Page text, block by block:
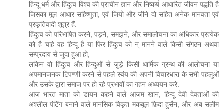
हिन्दू धर्म और हिंदुत्व विश्व की प्राचीन ज्ञान और निष्कर्ष आधारित जीवन पद्धति है
जिसका मूल आधार सहिष्णुता, एवं जियो और जीने दो सहित अनेक मानवता एवं
प्रकृतिवादी शूत्र हैं.
हिंदुत्व को परिभाषित करने, पड़ने, समझने, और समालोचना का अधिकार प्रत्येक
को है चाहे वह हिन्दू है या फिर हिंदुत्व को न् मानने वाले किसी संगठन अथवा
सम्प्रदाय से जुदा हुआ हो,
लकिन वो हिंदुत्व और हिन्दुओं से जुड़े किसी धार्मिक ग्रन्थ की आलोचना या
अपमानजनक टिपण्णी करने से पहले स्वंय की अपनी विचारधारा के सभी पहलुओं
और उसके द्वारा समाज पर हो रहे प्रभावों का गहन अध्ययन करे.
आज भारत माता को डायन कहने वाले आजम खान, हिन्दू देवी देवताओं की
अश्लील पंटिंग बनाने वाले मानसिक विकृत मकबूल फ़िदा हुसैन, और अब सलीम